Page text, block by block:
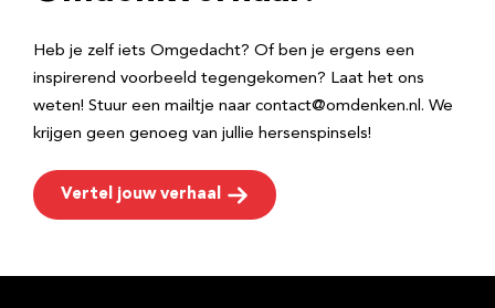
Heb je zelf iets Omgedacht? Of ben je ergens een
inspirerend voorbeeld tegengekomen? Laat het ons
weten! Stuur een mailtje naar contact@omdenken.nl. We
krijgen geen genoeg van jullie hersenspinsels!
Vertel jouw verhaal